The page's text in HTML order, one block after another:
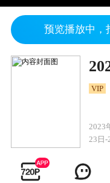
预览播放中，
VIP
2023
23日-
球大
站，